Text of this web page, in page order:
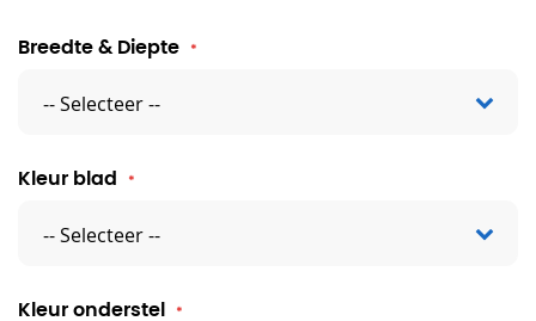
Breedte & Diepte
Kleur blad
Kleur onderstel